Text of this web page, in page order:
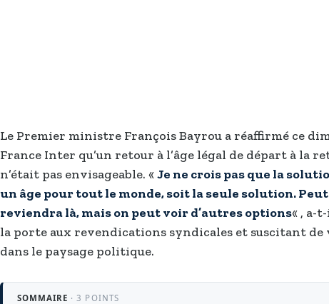
Le Premier ministre François Bayrou a réaffirmé ce
France Inter qu’un retour à l’âge légal de départ à la
n’était pas envisageable. «Je ne crois pas que la
un âge pour tout le monde, soit la seule solution.
reviendra là, mais on peut voir d’autres options« , a-
la porte aux revendications syndicales et suscitant de
dans le paysage politique.
SOMMAIRE · 3 POINTS